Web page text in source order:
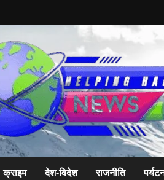
क्राइम देश-विदेश राजनीति